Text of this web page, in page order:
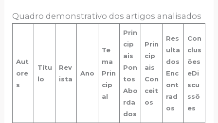
Quadro demonstrativo dos artigos analisados
Aut
ore
s
Títu
lo
Rev
ista
Ano
Te
ma
Prin
cip
al
Prin
cip
ais
Pon
tos
Abo
rda
dos
Prin
cip
ais
Con
ceit
os
Res
ulta
dos
Enc
ont
rad
os
Con
clus
ões
eDi
scu
ssõ
es